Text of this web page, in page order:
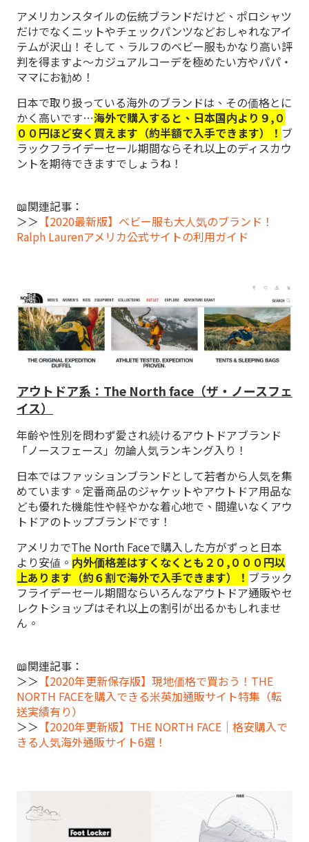
アメリカンスタイルの伝統ブランドだけど、ポロシャツ
だけでなくニットやチェックパンツなどおしゃれなアイ
テムが沢山！そして、ラルフのベビー服もかなり高い評
判を得ますよ～カジュアルコーデを極めたい方やパパ・
ママにお勧め！
日本で取り扱っている海外のブランドは、その価格とに
かく高いです…海外で購入すると、日本国内より９,０
００円ほど安く買えます（約半額で入手できます）！ ブ
ラックフライデーセール期間ならそれ以上のディスカウ
ントを期待できますでしょうね！
📖関連記事：
＞＞ 【2020最新版】ベビー服も大人気のブランド！
Ralph Laurenアメリカ公式サイトの利用ガイド
アウトドア系：The North face（ザ・ノースフェ
イス）
年齢や性別を問わず愛され続けるアウトドアブランド
「ノースフェース」勿論人気ランキング入り！
日本ではファッションブランドとして若者から人気を集
めています。定番商品のジャケットやアウトドア用品な
ども優れた機能性や軽やかな着心地で、間違いなくアウ
トドアのトップブランドです！
アメリカでThe North Faceで購入した方がずっと日本
より安値。 内外価格差はすくなくとも２０,０００円以
上あります（約６割で海外で入手できます）！ ブラック
フライデーセール期間ならいろんなアウトドア通販やセ
レクトショップはそれ以上の割引が出るかもしれませ
ん。
📖関連記事：
＞＞ 【2020年更新保存版】現地価格で買おう！THE
NORTH FACEを購入できる米英加通販サイト特集（転
送実績有り）
＞＞ 【2020年更新版】THE NORTH FACE｜格安購入で
きる人気海外通販サイト6選！